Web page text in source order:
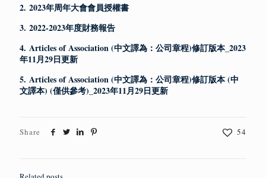
2. 2023年周年大會會員授權書
3. 2022-2023年度財務報告
4. Articles of Association (中文譯為：公司章程)修訂版本_2023
年11月29日更新
5. Articles of Association (中文譯為：公司章程)修訂版本 (中
文譯本) (僅供參考)_2023年11月29日更新
Share 54